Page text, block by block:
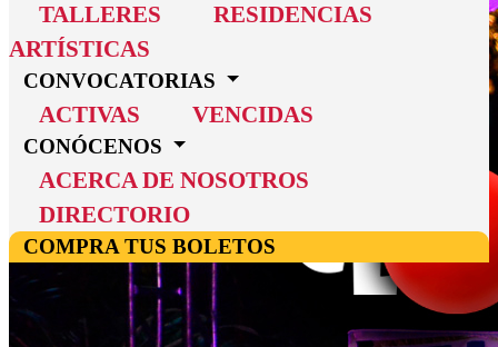
TALLERES
RESIDENCIAS
ARTÍSTICAS
CONVOCATORIAS
ACTIVAS VENCIDAS
CONÓCENOS
ACERCA DE NOSOTROS
DIRECTORIO
COMPRA TUS BOLETOS